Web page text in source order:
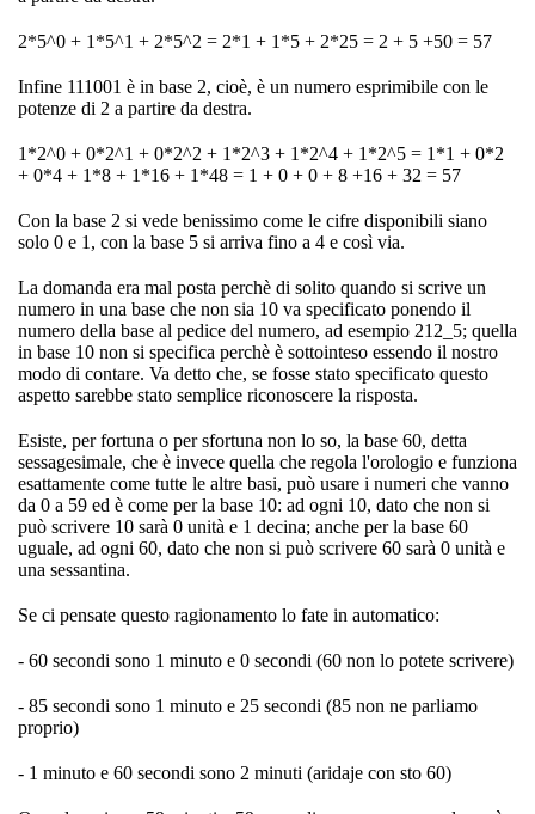
2*5^0 + 1*5^1 + 2*5^2 = 2*1 + 1*5 + 2*25 = 2 + 5 +50 = 57
Infine 111001 è in base 2, cioè, è un numero esprimibile con le
potenze di 2 a partire da destra.
1*2^0 + 0*2^1 + 0*2^2 + 1*2^3 + 1*2^4 + 1*2^5 = 1*1 + 0*2
+ 0*4 + 1*8 + 1*16 + 1*48 = 1 + 0 + 0 + 8 +16 + 32 = 57
Con la base 2 si vede benissimo come le cifre disponibili siano
solo 0 e 1, con la base 5 si arriva fino a 4 e così via.
La domanda era mal posta perchè di solito quando si scrive un
numero in una base che non sia 10 va specificato ponendo il
numero della base al pedice del numero, ad esempio 212_5; quella
in base 10 non si specifica perchè è sottointeso essendo il nostro
modo di contare. Va detto che, se fosse stato specificato questo
aspetto sarebbe stato semplice riconoscere la risposta.
Esiste, per fortuna o per sfortuna non lo so, la base 60, detta
sessagesimale, che è invece quella che regola l'orologio e funziona
esattamente come tutte le altre basi, può usare i numeri che vanno
da 0 a 59 ed è come per la base 10: ad ogni 10, dato che non si
può scrivere 10 sarà 0 unità e 1 decina; anche per la base 60
uguale, ad ogni 60, dato che non si può scrivere 60 sarà 0 unità e
una sessantina.
Se ci pensate questo ragionamento lo fate in automatico:
- 60 secondi sono 1 minuto e 0 secondi (60 non lo potete scrivere)
- 85 secondi sono 1 minuto e 25 secondi (85 non ne parliamo
proprio)
- 1 minuto e 60 secondi sono 2 minuti (aridaje con sto 60)